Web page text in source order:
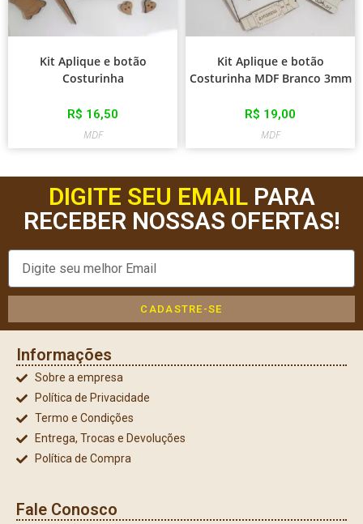
Kit Aplique e botão
Costurinha
R$ 16,50
MDF
Kit Aplique e botão
Costurinha MDF Branco 3mm
R$ 19,00
MDF
DIGITE SEU EMAILPARA
RECEBER NOSSAS OFERTAS!
CADASTRE-SE
Informações
Sobre a empresa
Política de Privacidade
Termo e Condições
Entrega, Trocas e Devoluções
Política de Compra
Fale Conosco